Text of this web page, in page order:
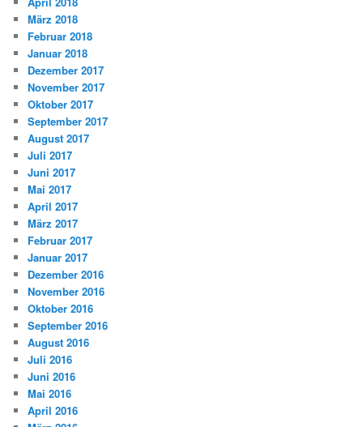
März 2018
Februar 2018
Januar 2018
Dezember 2017
November 2017
Oktober 2017
September 2017
August 2017
Juli 2017
Juni 2017
Mai 2017
April 2017
März 2017
Februar 2017
Januar 2017
Dezember 2016
November 2016
Oktober 2016
September 2016
August 2016
Juli 2016
Juni 2016
Mai 2016
April 2016